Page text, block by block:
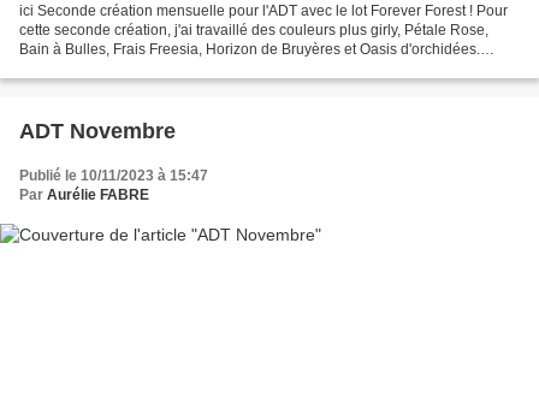
ici Seconde création mensuelle pour l'ADT avec le lot Forever Forest ! Pour
cette seconde création, j'ai travaillé des couleurs plus girly, Pétale Rose,
Bain à Bulles, Frais Freesia, Horizon de Bruyères et Oasis d'orchidées.
ADT Novembre
Publié le 10/11/2023 à 15:47
Par Aurélie FABRE